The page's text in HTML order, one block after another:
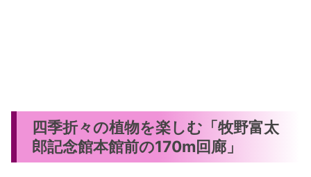
四季折々の植物を楽しむ「牧野富太
郎記念館本館前の170m回廊」